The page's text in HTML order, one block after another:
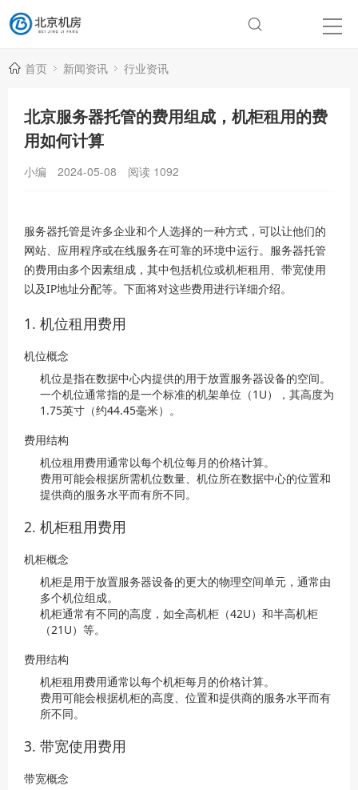
首页 新闻资讯 行业资讯
北京服务器托管的费用组成，机柜租用的费
用如何计算
小编 2024-05-08 阅读 1092
服务器托管是许多企业和个人选择的一种方式，可以让他们的
网站、应用程序或在线服务在可靠的环境中运行。服务器托管
的费用由多个因素组成，其中包括机位或机柜租用、带宽使用
以及IP地址分配等。下面将对这些费用进行详细介绍。
1. 机位租用费用
机位概念
机位是指在数据中心内提供的用于放置服务器设备的空间。
一个机位通常指的是一个标准的机架单位（1U），其高度为
1.75英寸（约44.45毫米）。
费用结构
机位租用费用通常以每个机位每月的价格计算。
费用可能会根据所需机位数量、机位所在数据中心的位置和
提供商的服务水平而有所不同。
2. 机柜租用费用
机柜概念
机柜是用于放置服务器设备的更大的物理空间单元，通常由
多个机位组成。
机柜通常有不同的高度，如全高机柜（42U）和半高机柜
（21U）等。
费用结构
机柜租用费用通常以每个机柜每月的价格计算。
费用可能会根据机柜的高度、位置和提供商的服务水平而有
所不同。
3. 带宽使用费用
带宽概念